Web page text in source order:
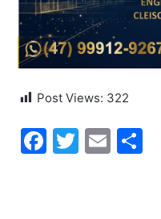
Post Views: 322
Facebook
Twitter
Email